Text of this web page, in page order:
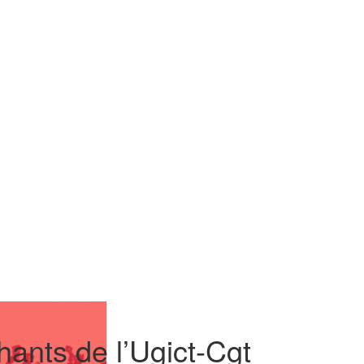
de l’Ugict-Cgt